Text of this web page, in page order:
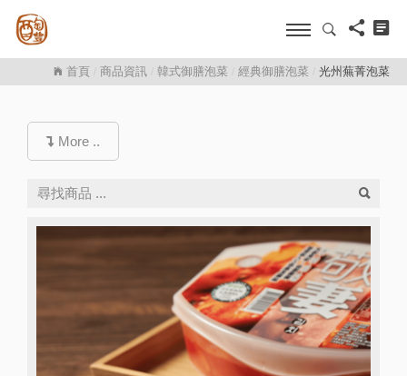
首頁 商品資訊 韓式御膳泡菜 經典御膳泡菜 光州蕪菁泡菜
More ..